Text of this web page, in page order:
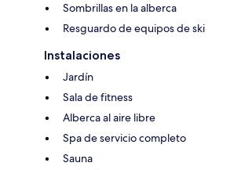
Sombrillas en la alberca
Resguardo de equipos de ski
Instalaciones
Jardín
Sala de fitness
Alberca al aire libre
Spa de servicio completo
Sauna